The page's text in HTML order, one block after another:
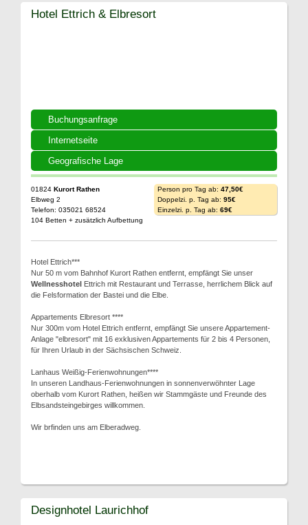
Buchungsanfrage
Internetseite
Geografische Lage
Hotel Ettrich & Elbresort
01824 Kurort Rathen
Elbweg 2
Telefon: 035021 68524
104 Betten + zusätzlich Aufbettung
Person pro Tag ab: 47,50€
Doppelzi. p. Tag ab: 95€
Einzelzi. p. Tag ab: 69€
Hotel Ettrich***
Nur 50 m vom Bahnhof Kurort Rathen entfernt, empfängt Sie unser
Wellnesshotel Ettrich mit Restaurant und Terrasse, herrlichem Blick auf
die Felsformation der Bastei und die Elbe.
Appartements Elbresort ****
Nur 300m vom Hotel Ettrich entfernt, empfängt Sie unsere Appartement-
Anlage "elbresort" mit 16 exklusiven Appartements für 2 bis 4 Personen,
für Ihren Urlaub in der Sächsischen Schweiz.
Lanhaus Weißig-Ferienwohnungen****
In unseren Landhaus-Ferienwohnungen in sonnenverwöhnter Lage
oberhalb vom Kurort Rathen, heißen wir Stammgäste und Freunde des
Elbsandsteingebirges willkommen.
Wir brfinden uns am Elberadweg.
Designhotel Laurichhof